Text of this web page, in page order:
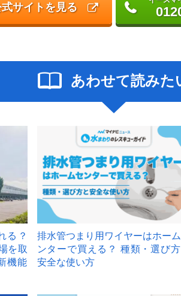
サイトを見る
あわせて読みた
る？
を取
機能
排水管つまり用ワイヤーはホー
ンターで買える？ 種類・選び方
安全な使い方